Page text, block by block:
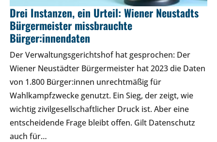
Drei Instanzen, ein Urteil: Wiener Neustadts
Bürgermeister missbrauchte
Bürger:innendaten
Der Verwaltungsgerichtshof hat gesprochen: Der
Wiener Neustädter Bürgermeister hat 2023 die Daten
von 1.800 Bürger:innen unrechtmäßig für
Wahlkampfzwecke genutzt. Ein Sieg, der zeigt, wie
wichtig zivilgesellschaftlicher Druck ist. Aber eine
entscheidende Frage bleibt offen. Gilt Datenschutz
auch für…